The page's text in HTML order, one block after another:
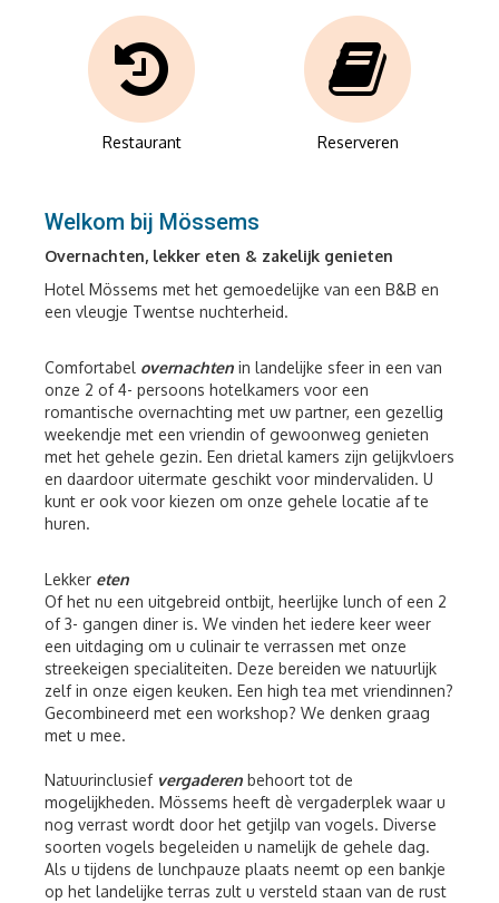
Restaurant Reserveren
Welkom bij Mössems
Overnachten, lekker eten & zakelijk genieten
Hotel Mössems met het gemoedelijke van een B&B en
een vleugje Twentse nuchterheid.
Comfortabel overnachten in landelijke sfeer in een van
onze 2 of 4- persoons hotelkamers voor een
romantische overnachting met uw partner, een gezellig
weekendje met een vriendin of gewoonweg genieten
met het gehele gezin. Een drietal kamers zijn gelijkvloers
en daardoor uitermate geschikt voor mindervaliden. U
kunt er ook voor kiezen om onze gehele locatie af te
huren.
Lekker eten
Of het nu een uitgebreid ontbijt, heerlijke lunch of een 2
of 3- gangen diner is. We vinden het iedere keer weer
een uitdaging om u culinair te verrassen met onze
streekeigen specialiteiten. Deze bereiden we natuurlijk
zelf in onze eigen keuken. Een high tea met vriendinnen?
Gecombineerd met een workshop? We denken graag
met u mee.
Natuurinclusief vergaderen behoort tot de
mogelijkheden. Mössems heeft dè vergaderplek waar u
nog verrast wordt door het getjilp van vogels. Diverse
soorten vogels begeleiden u namelijk de gehele dag.
Als u tijdens de lunchpauze plaats neemt op een bankje
op het landelijke terras zult u versteld staan van de rust